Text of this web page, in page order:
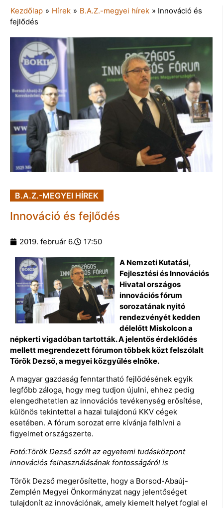
Kezdőlap » Hírek » B.A.Z.-megyei hírek » Innováció és
fejlődés
B.A.Z.-MEGYEI HÍREK
Innováció és fejlődés
2019. február 6. 17:50
A Nemzeti Kutatási,
Fejlesztési és Innovációs
Hivatal országos
innovációs fórum
sorozatának nyitó
rendezvényét kedden
délelőtt Miskolcon a
népkerti vigadóban tartották. A jelentős érdeklődés
mellett megrendezett fórumon többek közt felszólalt
Török Dezső, a megyei közgyűlés elnöke.
A magyar gazdaság fenntartható fejlődésének egyik
legfőbb záloga, hogy meg tudjon újulni, ehhez pedig
elengedhetetlen az innovációs tevékenység erősítése,
különös tekintettel a hazai tulajdonú KKV cégek
esetében. A fórum sorozat erre kívánja felhívni a
figyelmet országszerte.
Fotó:Török Dezső szólt az egyetemi tudásközpont
innovációs felhasználásának fontosságáról is
Török Dezső megerősítette, hogy a Borsod-Abaúj-
Zemplén Megyei Önkormányzat nagy jelentőséget
tulajdonít az innovációnak, amely kiemelt helyet foglal el